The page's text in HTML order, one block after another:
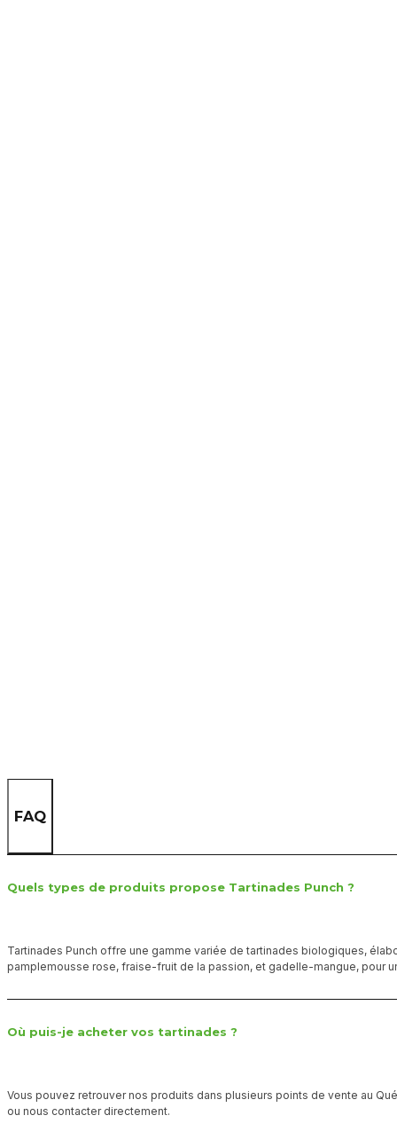
FAQ
Quels types de produits propose Tartinades Punch ?
Tartinades Punch offre une gamme variée de tartinades biologiques,
pamplemousse rose, fraise-fruit de la passion, et gadelle-mangue, pour
Où puis-je acheter vos tartinades ?
Vous pouvez retrouver nos produits dans plusieurs points de vente au
ou nous contacter directement.